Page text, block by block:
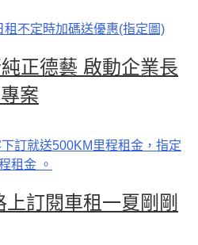
正德藝 啟動企業長
案
訂閱車租一夏剛剛